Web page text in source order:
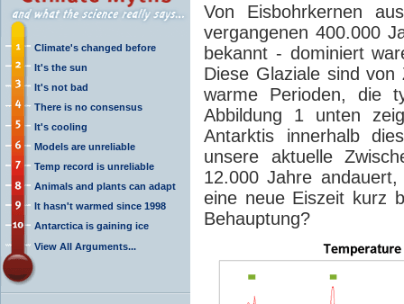
Climate's changed before
It's the sun
It's not bad
There is no consensus
It's cooling
Models are unreliable
Temp record is unreliable
Animals and plants can adapt
It hasn't warmed since 1998
Antarctica is gaining ice
View All Arguments...
Von Eisbohrkernen
vergangenen 400.000
bekannt - dominiert
Diese Glaziale sind von
warme Perioden, die
Abbildung 1 unten
Antarktis innerhalb
unsere aktuelle
12.000 Jahre
eine neue Eiszeit kurz
Behauptung?